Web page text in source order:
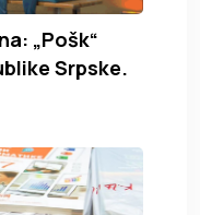
„Pošk“
Srpske.